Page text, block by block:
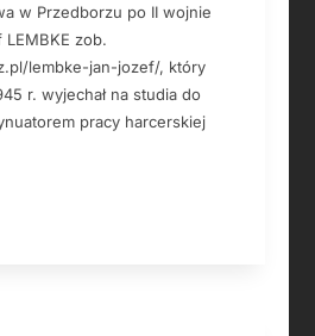
w Przedborzu po II wojnie
LEMBKE zob.
lembke-jan-jozef/, który
r. wyjechał na studia do
pracy harcerskiej